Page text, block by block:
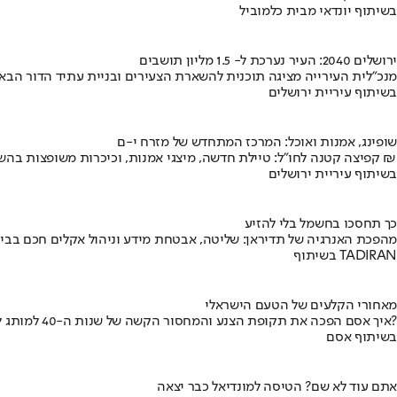
בשיתוף יונדאי מבית כלמוביל
ירושלים 2040: העיר נערכת ל- 1.5 מליון תושבים
מנכ"לית העירייה מציגה תוכנית להשארת הצעירים ובניית עתיד הדור
בשיתוף עיריית ירושלים
שופינג, אמנות ואוכל: המרכז המתחדש של מזרח י-ם
קפיצה קטנה לחו"ל: טיילת חדשה, מיצגי אמנות, וכיכרות משופצות בהשקעה של 100 מיליון ₪
בשיתוף עיריית ירושלים
כך תחסכו בחשמל בלי להזיע
מהפכת האנרגיה של תדיראן: שליטה, אבטחת מידע וניהול אקלים חכם
בשיתוף TADIRAN
מאחורי הקלעים של הטעם הישראלי
איך אסם הפכה את תקופת הצנע והמחסור הקשה של שנות ה-40 למותג לאומי?
בשיתוף אסם
אתם עוד לא שם? הטיסה למונדיאל כבר יצאה